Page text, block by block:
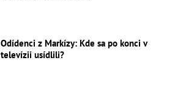
Odídenci z Markízy: Kde sa po konci v
televízii usídlili?